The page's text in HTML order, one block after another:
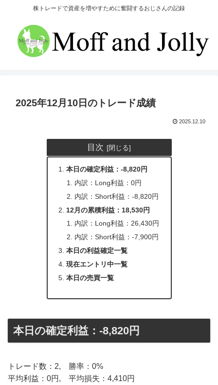
株トレードで資産を増やすために奮闘するおじさんの記録
2025年12月10日のトレード成績
2025.12.10
目次
本日の確定利益：-8,820円
内訳：Long利益：0円
内訳：Short利益：-8,820円
12月の累積利益：18,530円
内訳：Long利益：26,430円
内訳：Short利益：-7,900円
本日の利益確定一覧
現在エントリ中一覧
本日の売買一覧
本日の確定利益：-8,820円
トレード数：2, 勝率：0%
平均利益：0円, 平均損失：4,410円